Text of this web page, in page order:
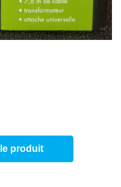
produit